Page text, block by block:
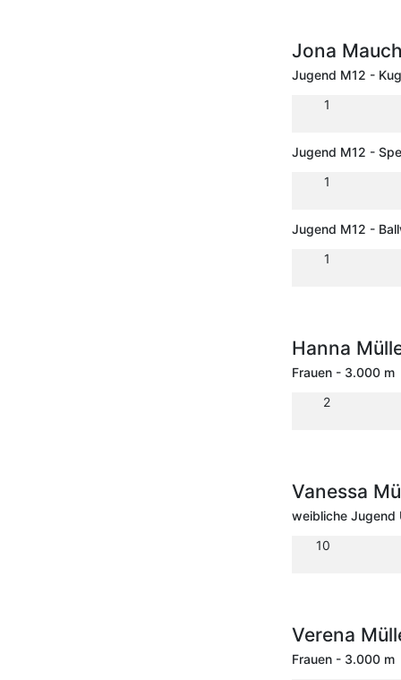
Jona
Jugend M12 -
1
Jugend M12 -
1
Jugend M12 -
1
Hanna
Frauen - 3.000 m
2
Vanessa
weibliche Jugend
10
Verena
Frauen - 3.000 m